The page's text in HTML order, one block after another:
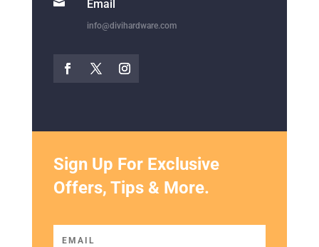
 Email
info@divihardware.com
Sign Up For Exclusive
Offers, Tips & More.